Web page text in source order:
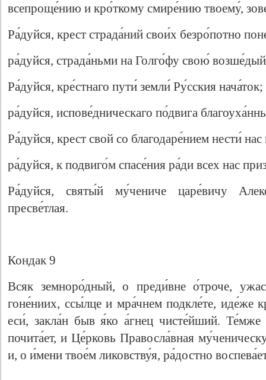
всепроще́нию и кро́ткому смире́нию твоему́,
Ра́дуйся, крест страда́ний свои́х безро́потно
ра́дуйся, страда́ньми на Голго́фу свою́
Ра́дуйся, кре́стнаго пути́ земли́ Ру́сския нача́ток;
ра́дуйся, испове́дническаго по́двига
Ра́дуйся, крест свой со благодаре́нием нести́
ра́дуйся, к подвиго́м спасе́ния ра́ди всех нас
Ра́дуйся, святы́й му́чениче царе́вичу
пресве́тлая.
Кондак 9
Всяк земноро́дный, о преди́вне о́троче,
гоне́ниих, ссы́лце и мра́чнем подкле́те, иде́же
еси́, закла́н быв я́ко а́гнец чисте́йший. Те́мже
почита́ет, и Це́рковь Правосла́вная
и, о и́мени твое́м ликовству́я, ра́достно